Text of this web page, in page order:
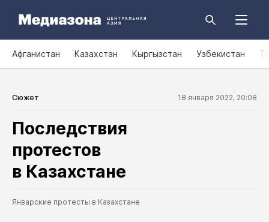
Афганистан Казахстан Кыргызстан Узбекистан
Сюжет 18 января 2022, 20:08
Последствия
протестов
в Казахстане
Январские протесты в Казахстане